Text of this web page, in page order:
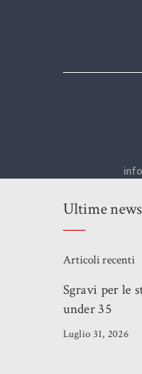
Ultime news
Articoli recenti
Sgravi per le
under 35
Luglio 31, 2026